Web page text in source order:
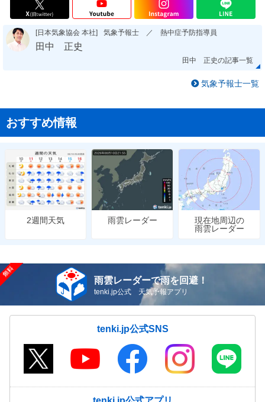
[日本気象協会 本社] 気象予報士 ／ 熱中症予防指導員
田中 正史
田中 正史の記事一覧
気象予報士一覧
おすすめ情報
2週間天気 雨雲レーダー
現在地周辺の
雨雲レーダー
雨雲レーダーで雨を回避！
tenki.jp公式 天気予報アプリ
tenki.jp公式SNS